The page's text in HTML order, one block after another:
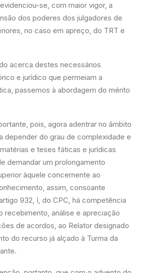
se, com maior vigor, a
dos poderes dos julgadores de
no caso em apreço, do TRT e
acerca destes necessários
e jurídico que permeiam a
passemos à abordagem do mérito
pois, agora adentrar no âmbito
depender do grau de complexidade e
e teses fáticas e jurídicas
demandar um prolongamento
àquele concernente ao
assim, consoante
932, I, do CPC, há competência
recebimento, análise e apreciação
de acordos, ao Relator designado
do recurso já alçado à Turma da